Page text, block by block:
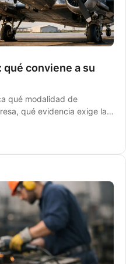
conviene a su
qué modalidad de
qué evidencia exige la